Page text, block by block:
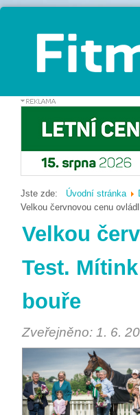
Jste zde: Úvodní stránka
Velkou červnovou cenu
Velkou
Test.
bouře
Zveřejněno: 1. 6.